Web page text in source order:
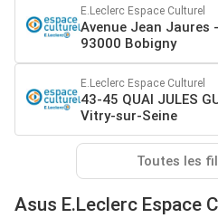
E.Leclerc Espace Culturel
Avenue Jean Jaures
93000 Bobigny
E.Leclerc Espace Culturel
43-45 QUAI JULES
Vitry-sur-Seine
Toutes les
Asus E.Leclerc Espace